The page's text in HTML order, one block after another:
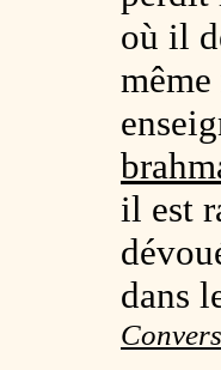
où il
il est
dans